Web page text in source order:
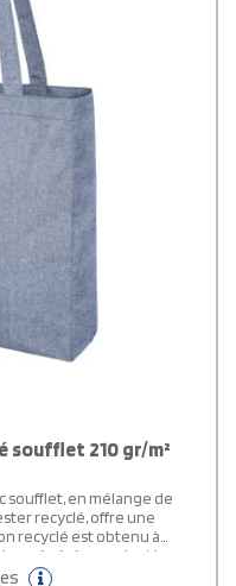
soufflet 210 gr/m²
soufflet, en mélange de
recyclé, offre une
recyclé est obtenu à
générés pendant le
Doté de soufflets et